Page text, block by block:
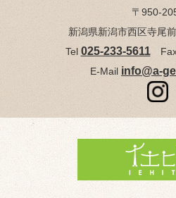
〒950-
新潟県新潟市西区寺尾
Tel 025-233-5611
E-Mail info@a-